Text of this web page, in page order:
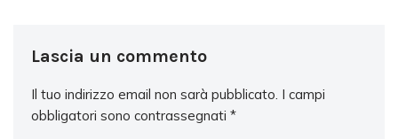
Lascia un commento
Il tuo indirizzo email non sarà pubblicato. I campi
obbligatori sono contrassegnati *